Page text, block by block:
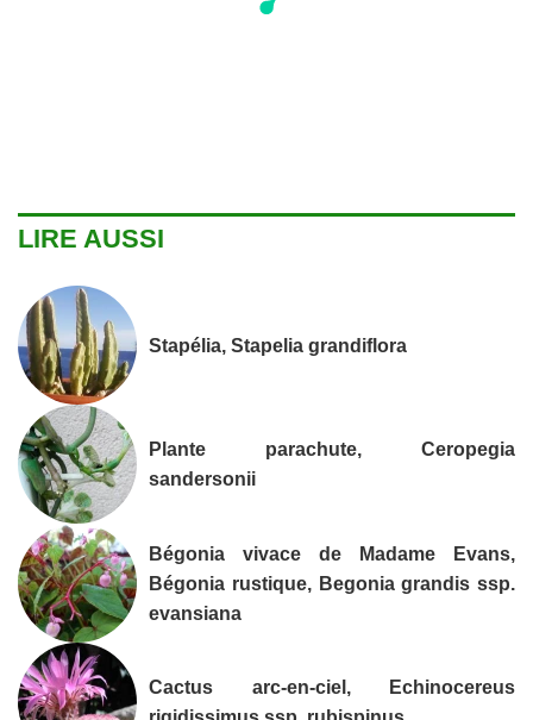
LIRE AUSSI
Stapélia, Stapelia grandiflora
Plante parachute, Ceropegia
sandersonii
Bégonia vivace de Madame Evans,
Bégonia rustique, Begonia grandis ssp.
evansiana
Cactus arc-en-ciel, Echinocereus